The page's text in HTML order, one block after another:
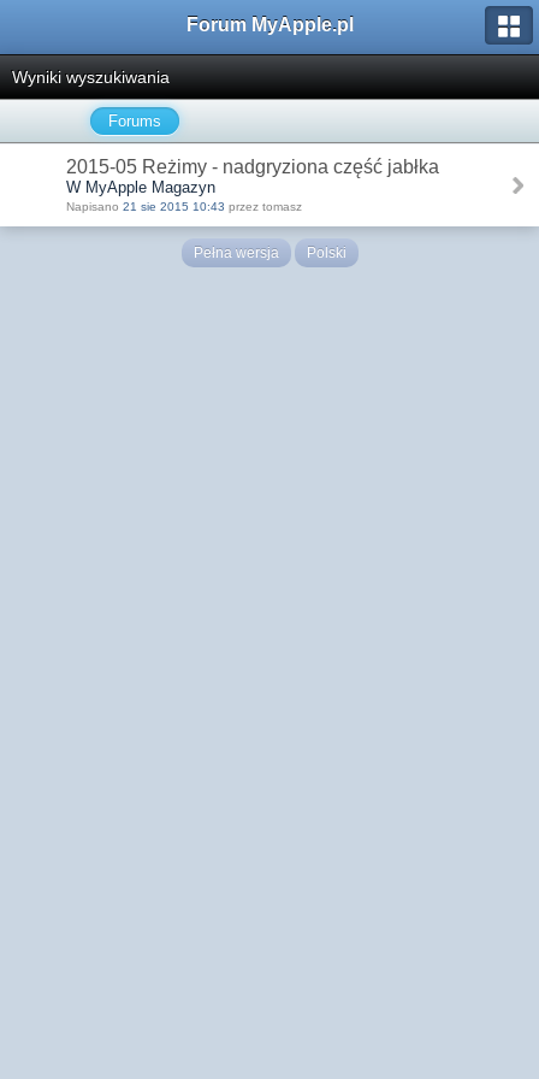
Forum MyApple.pl
Wyniki wyszukiwania
Forums
2015-05 Reżimy - nadgryziona część jabłka
W MyApple Magazyn
Napisano 21 sie 2015 10:43 przez tomasz
Pełna wersja Polski